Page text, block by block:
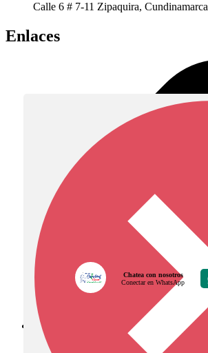
Calle 6 # 7-11 Zipaquira, Cundinamarca
Enlaces
Diócesis de Zipaquirá
Chatea con nosotros
Conectar en WhatsApp